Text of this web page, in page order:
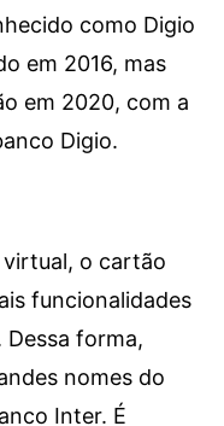
como Digio
em 2016, mas
em 2020, com a
Digio.
o cartão
funcionalidades
forma,
nomes do
Inter. É